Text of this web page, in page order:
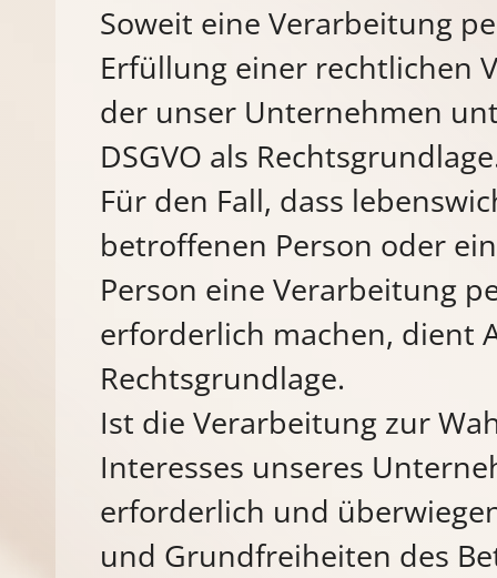
Soweit eine Verarbeitung
Erfüllung einer rechtlichen
der unser Unternehmen
DSGVO als
Für den Fall, dass
betroffenen Person oder
Person eine Verarbeitung
erforderlich machen, dient
Rechtsgrundlage.
Ist die Verarbeitung zur
Interesses unseres
erforderlich und
und Grundfreiheiten des